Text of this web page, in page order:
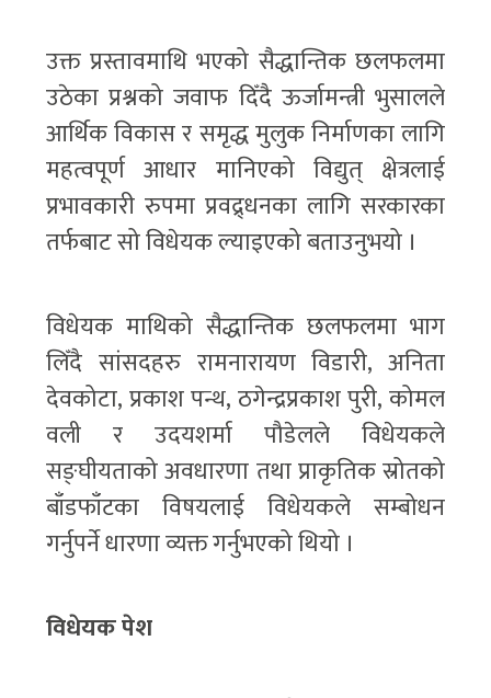
उक्त प्रस्तावमाथि भएको सैद्धान्तिक छलफलमा
उठेका प्रश्नको जवाफ दिँदै ऊर्जामन्त्री भुसालले
आर्थिक विकास र समृद्ध मुलुक निर्माणका लागि
महत्वपूर्ण आधार मानिएको विद्युत् क्षेत्रलाई
प्रभावकारी रुपमा प्रवद्र्धनका लागि सरकारका
तर्फबाट सो विधेयक ल्याइएको बताउनुभयो ।
विधेयक माथिको सैद्धान्तिक छलफलमा भाग
लिँदै सांसदहरु रामनारायण विडारी, अनिता
देवकोटा, प्रकाश पन्थ, ठगेन्द्रप्रकाश पुरी, कोमल
वली र उदयशर्मा पौडेलले विधेयकले
सङ्घीयताको अवधारणा तथा प्राकृतिक स्रोतको
बाँडफाँटका विषयलाई विधेयकले सम्बोधन
गर्नुपर्ने धारणा व्यक्त गर्नुभएको थियो ।
विधेयक पेश